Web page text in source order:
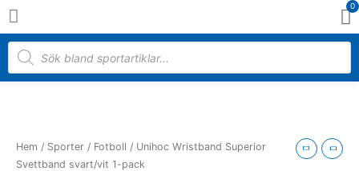
Hoppa
till
innehåll
0
Products
search
Hem / Sporter / Fotboll / Unihoc Wristband Superior
Svettband svart/vit 1-pack
Superior
Svettband